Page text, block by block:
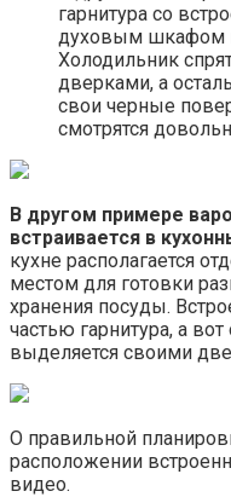
гарнитура со
духовым шкафом
Холодильник
дверками, а
свои черные
смотрятся
В другом примере
встраивается в
кухне располагается
местом для готовки
хранения посуды.
частью гарнитура, а вот
выделяется своими
О правильной
расположении
видео.